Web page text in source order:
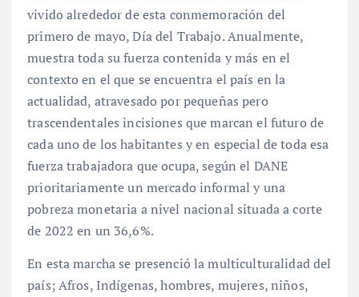
vivido alrededor de esta conmemoración del
primero de mayo, Día del Trabajo. Anualmente,
muestra toda su fuerza contenida y más en el
contexto en el que se encuentra el país en la
actualidad, atravesado por pequeñas pero
trascendentales incisiones que marcan el futuro de
cada uno de los habitantes y en especial de toda esa
fuerza trabajadora que ocupa, según el DANE
prioritariamente un mercado informal y una
pobreza monetaria a nivel nacional situada a corte
de 2022 en un 36,6%.
En esta marcha se presenció la multiculturalidad del
país; Afros, Indígenas, hombres, mujeres, niños,